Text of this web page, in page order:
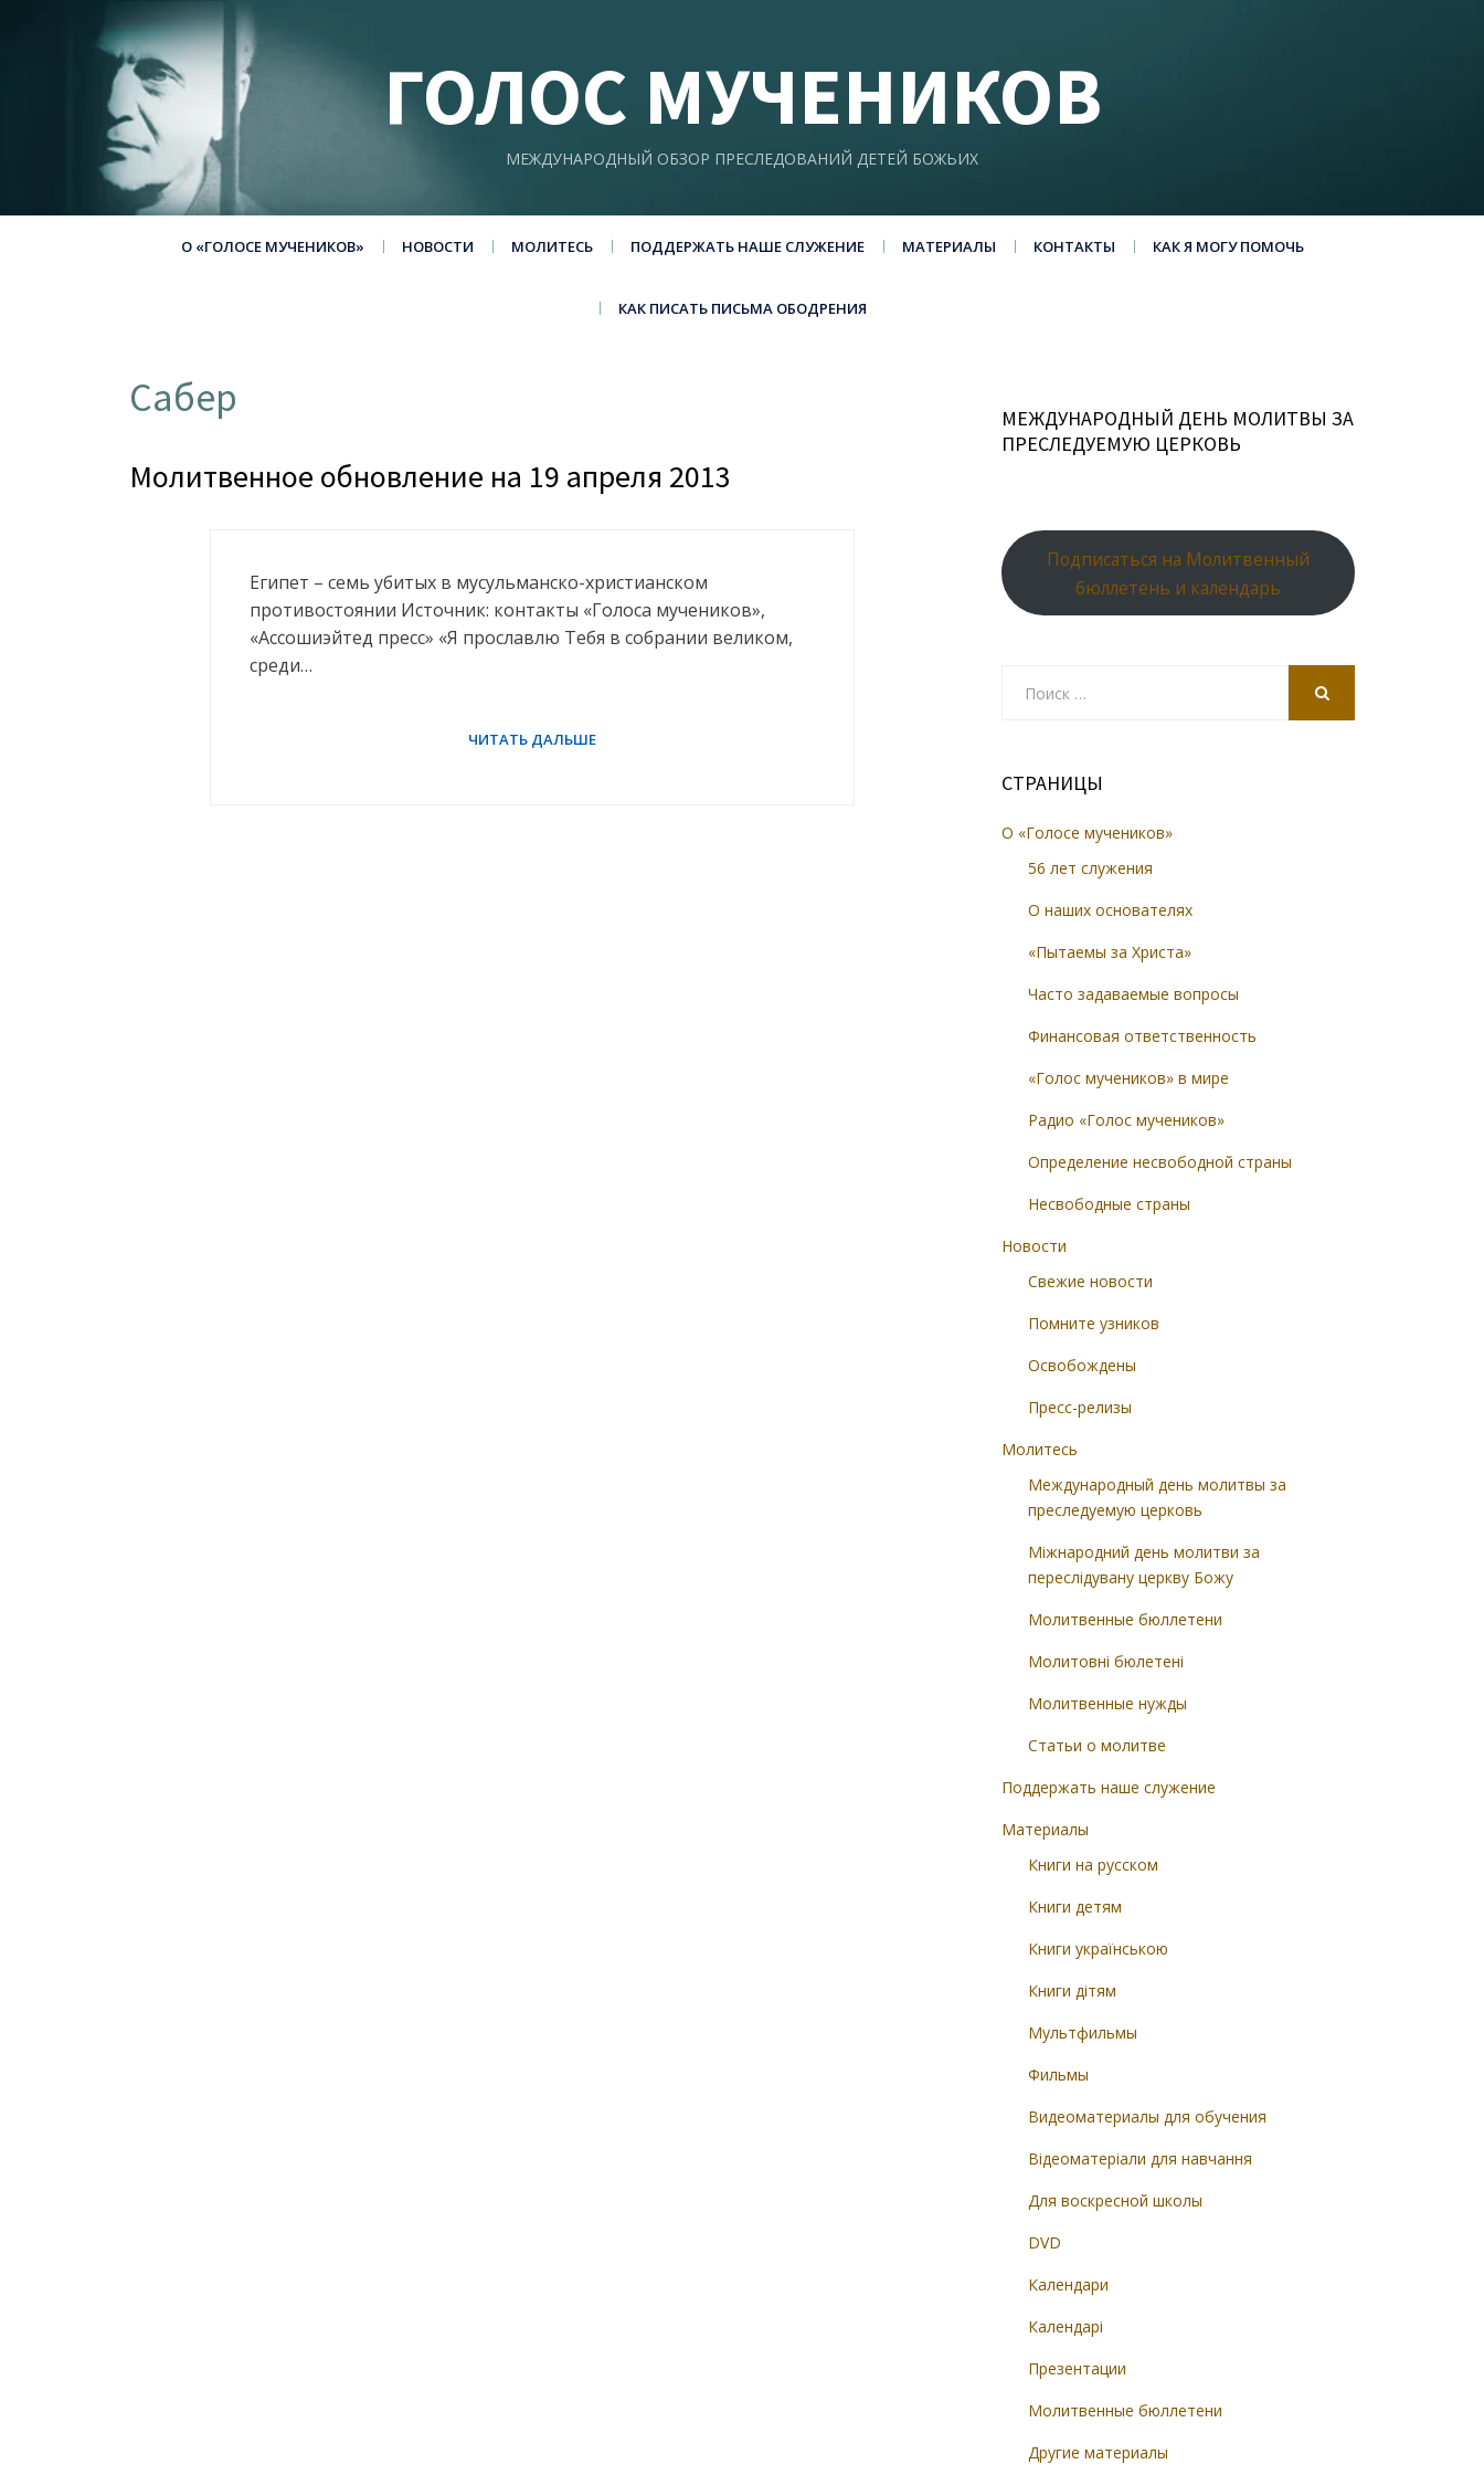
ГОЛОС МУЧЕНИКОВ
МЕЖДУНАРОДНЫЙ ОБЗОР ПРЕСЛЕДОВАНИЙ ДЕТЕЙ БОЖЬИХ
О «ГОЛОСЕ МУЧЕНИКОВ» НОВОСТИ МОЛИТЕСЬ ПОДДЕРЖАТЬ НАШЕ СЛУЖЕНИЕ МАТЕРИАЛЫ КОНТАКТЫ КАК Я МОГУ ПОМОЧЬ
КАК ПИСАТЬ ПИСЬМА ОБОДРЕНИЯ
Сабер
Молитвенное обновление на 19 апреля 2013
Египет – семь убитых в мусульманско-христианском
противостоянии Источник: контакты «Голоса мучеников»,
«Ассошиэйтед пресс» «Я прославлю Тебя в собрании великом,
среди…
МЕЖДУНАРОДНЫЙ ДЕНЬ МОЛИТВЫ ЗА
ПРЕСЛЕДУЕМУЮ ЦЕРКОВЬ
Подписаться на Молитвенный
бюллетень и календарь
СТРАНИЦЫ
О «Голосе мучеников»
56 лет служения
О наших основателях
«Пытаемы за Христа»
Часто задаваемые вопросы
Финансовая ответственность
«Голос мучеников» в мире
Радио «Голос мучеников»
Определение несвободной страны
Несвободные страны
Новости
Свежие новости
Помните узников
Освобождены
Пресс-релизы
Молитесь
Международный день молитвы за
преследуемую церковь
Міжнародний день молитви за
переслідувану церкву Божу
Молитвенные бюллетени
Молитовні бюлетені
Молитвенные нужды
Статьи о молитве
Поддержать наше служение
Материалы
Книги на русском
Книги детям
Книги українською
Книги дітям
Мультфильмы
Фильмы
Видеоматериалы для обучения
Відеоматеріали для навчання
Для воскресной школы
DVD
Календари
Календарі
Презентации
Молитвенные бюллетени
Другие материалы